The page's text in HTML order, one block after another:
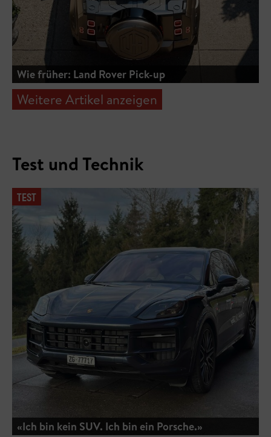
Wie früher: Land Rover Pick-up
Weitere Artikel anzeigen
Test und Technik
TEST
«Ich bin kein SUV. Ich bin ein Porsche.»